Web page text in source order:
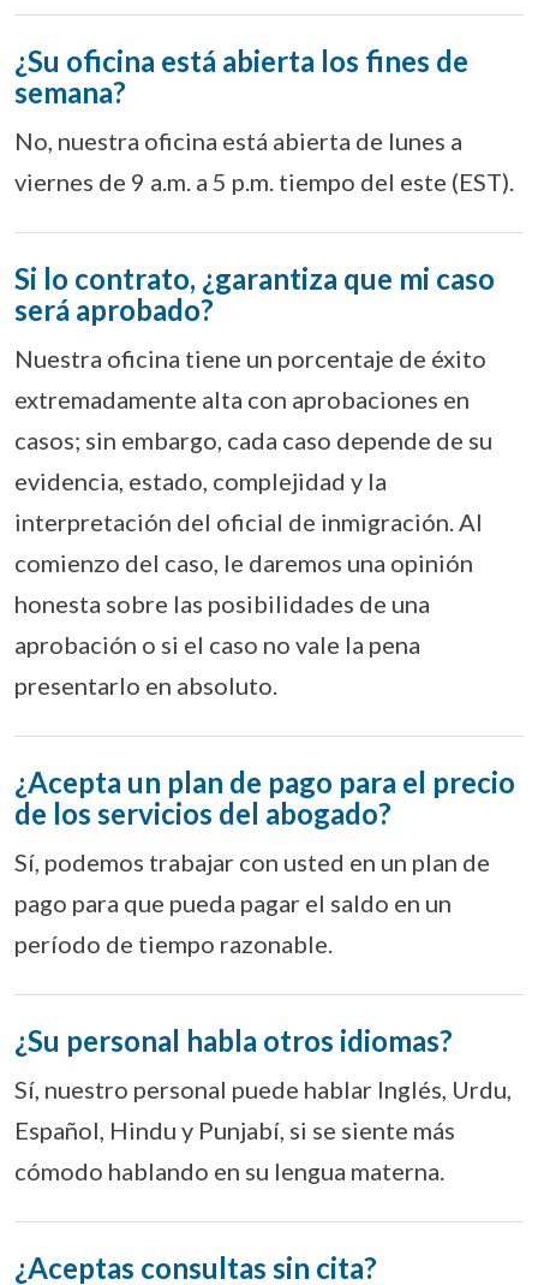
¿Su oficina está abierta los fines de
semana?
No, nuestra oficina está abierta de lunes a
viernes de 9 a.m. a 5 p.m. tiempo del este (EST).
Si lo contrato, ¿garantiza que mi caso
será aprobado?
Nuestra oficina tiene un porcentaje de éxito
extremadamente alta con aprobaciones en
casos; sin embargo, cada caso depende de su
evidencia, estado, complejidad y la
interpretación del oficial de inmigración. Al
comienzo del caso, le daremos una opinión
honesta sobre las posibilidades de una
aprobación o si el caso no vale la pena
presentarlo en absoluto.
¿Acepta un plan de pago para el precio
de los servicios del abogado?
Sí, podemos trabajar con usted en un plan de
pago para que pueda pagar el saldo en un
período de tiempo razonable.
¿Su personal habla otros idiomas?
Sí, nuestro personal puede hablar Inglés, Urdu,
Español, Hindu y Punjabí, si se siente más
cómodo hablando en su lengua materna.
¿Aceptas consultas sin cita?